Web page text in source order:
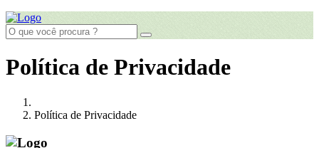
Política de Privacidade
Política de Privacidade